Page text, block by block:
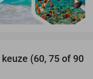
35%
(60, 75 of 90